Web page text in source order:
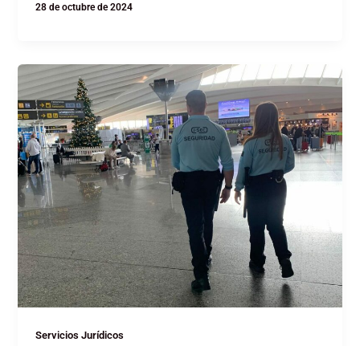
28 de octubre de 2024
Servicios Jurídicos